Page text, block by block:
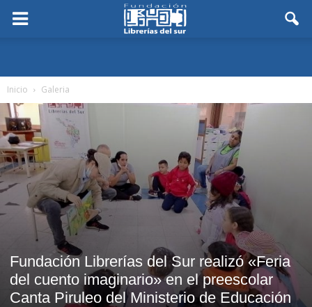
Inicio Galeria
Fundación Librerías del Sur realizó «Feria
del cuento imaginario» en el preescolar
Canta Piruleo del Ministerio de Educación